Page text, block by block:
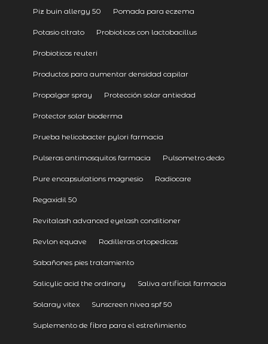
Piz buin allergy 50 Pomada para eczema
Potasio citrato Probioticos con lactobacillus
Probioticos reuteri
Productos para aumentar densidad capilar
Propalgar spray Protección solar antiedad
Protector solar bioderma
Prueba helicobacter pylori farmacia
Pulseras antimosquitos farmacia Pulsometro dedo
Pure encapsulations magnesio Radiocare
Regaxidil 50
Revitalash advanced eyelash conditioner
Revlon equave Rodilleras ortopedicas
Sabañones pies tratamiento
Salicylic acid the ordinary Saliva artificial farmacia
Solaray vitex Sunscreen nivea spf 50
Suplemento de fibra para el estreñimiento